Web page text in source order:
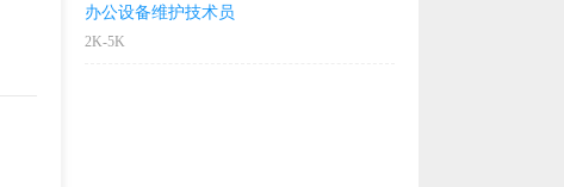
办公设备维护技术员
2K-5K